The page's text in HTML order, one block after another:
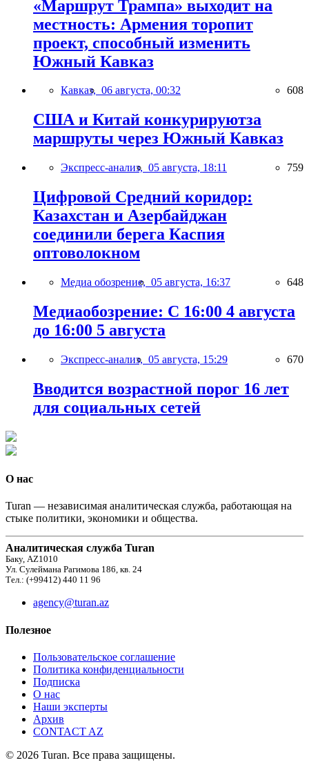
«Маршрут Трампа» выходит на
местность: Армения торопит
проект, способный изменить
Южный Кавказ
Кавказ, 06 августа, 00:32 608
США и Китай конкурируютза
маршруты через Южный Кавказ
Экспресс-анализ, 05 августа, 18:11 759
Цифровой Средний коридор:
Казахстан и Азербайджан
соединили берега Каспия
оптоволокном
Медиа обозрение, 05 августа, 16:37 648
Медиаобозрение: С 16:00 4 августа
до 16:00 5 августа
Экспресс-анализ, 05 августа, 15:29 670
Вводится возрастной порог 16 лет
для социальных сетей
О нас
Turan — независимая аналитическая служба, работающая на
стыке политики, экономики и общества.
Аналитическая служба Turan
Баку, AZ1010
Ул. Сулеймана Рагимова 186, кв. 24
Тел.: (+99412) 440 11 96
agency@turan.az
Полезное
Пользовательское соглашение
Политика конфиденциальности
Подписка
О нас
Наши эксперты
Архив
CONTACT AZ
© 2026 Turan. Все права защищены.